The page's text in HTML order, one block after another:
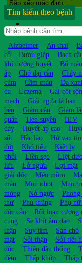
Hỏi b.sĩ
Tìm kiếm theo bệnh
Alzheimer An thai
cổ
Bướu giáp Bạch
khí dưỡng huyết
Bổ máu
áp
Chó dại cắn Chảy
cúm
Cầm máu Da
da
Eczema Gai cột
mạch
Giải ngứa lá han
béo
Giảm cân Giảm
quản
Hen suyễn HIV
dày
Huyết áp cao
sốt
Hắc lào Hở van
đới
Khó tiêu Kiết lỵ
phổi
Liền sẹo Liệt
lưu
Lở ngứa Lợi mật
giải độc
Méo mồm
máu
Mụn nhọt Mụn
móng
Nở ngực
thư
Phù thũng Phụ
độc cắn
Rối loạn cương
cung
Se khít âm đạo
thận
Suy tim Sán chó
mật
Sỏi thận Sỏi tiết
độc
Thiên đầu thống
đệm
Thấp khớp Thấp